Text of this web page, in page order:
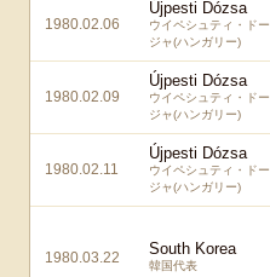
1980.02.06
Újpesti Dózsa
ウイペシュティ・ドー
ジャ(ハンガリー)
1980.02.09
Újpesti Dózsa
ウイペシュティ・ドー
ジャ(ハンガリー)
1980.02.11
Újpesti Dózsa
ウイペシュティ・ドー
ジャ(ハンガリー)
1980.03.22 South Korea
韓国代表